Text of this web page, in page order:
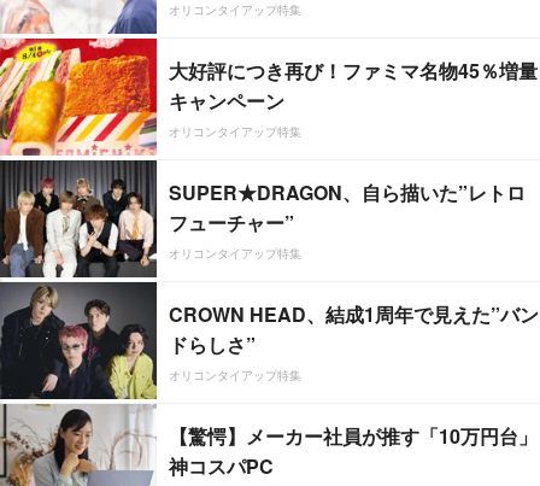
オリコンタイアップ特集
大好評につき再び！ファミマ名物45％増量
キャンペーン
オリコンタイアップ特集
SUPER★DRAGON、自ら描いた”レトロ
フューチャー”
オリコンタイアップ特集
CROWN HEAD、結成1周年で見えた”バン
ドらしさ”
オリコンタイアップ特集
【驚愕】メーカー社員が推す「10万円台」
神コスパPC